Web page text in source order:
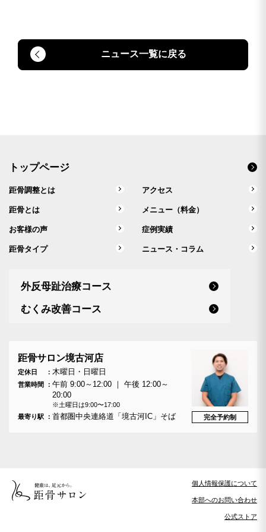
ニュース一覧に戻る
トップページ
距骨調整とは アクセス
距骨とは メニュー（料金）
お客様の声 症例実績
距骨タイプ ニュース・コラム
外反母趾治療コース
むくみ改善コース
距骨サロン境古河店
定休日 木曜日・日曜日
営業時間
午前 9:00～12:00 ｜ 午後 12:00～
20:00
※土曜日は9:00〜17:00
最寄り駅
首都圏中央連絡道「境古河IC」そば 完全予約制
個人情報保護について
本部へのお問い合わせ
公式ストア